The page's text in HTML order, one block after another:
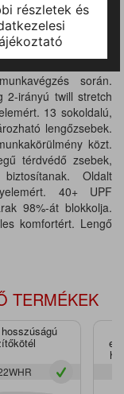
határait
bevezetésével. Az
újrahasznosított
során.
2-irányú twill stretch
13 sokoldalú,
lengőzsebek.
közt.
térdvédő zsebek,
Oldalt
40+ UPF
98%-át blokkolja.
komfortért. Lengő
TERMÉKEK